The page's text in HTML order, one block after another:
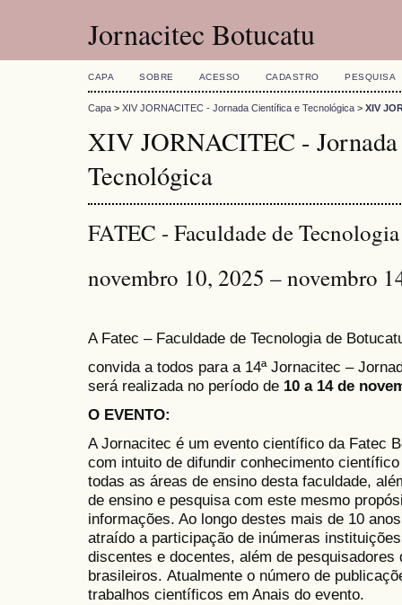
Jornacitec Botucatu
CAPA SOBRE ACESSO CADASTRO PESQUISA
Capa > XIV JORNACITEC - Jornada Científica e Tecnológica > XIV
XIV JORNACITEC -
Tecnológica
FATEC - Faculdade de
novembro 10, 2025 – novembro
A Fatec – Faculdade de Tecnologia de
convida a todos para a 14ª Jornacitec –
será realizada no período de 10 a 14 de
O EVENTO:
A Jornacitec é um evento científico da Fatec
com intuito de difundir conhecimento
todas as áreas de ensino desta faculdade,
de ensino e pesquisa com este mesmo
informações. Ao longo destes mais de 10
atraído a participação de inúmeras
discentes e docentes, além de pesquisadores
brasileiros. Atualmente o número de
trabalhos científicos em Anais do evento.